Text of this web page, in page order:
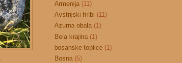
Armenija (11)
Avstrijski hribi (11)
Azurna obala (1)
Bela krajina (1)
bosanske toplice (1)
Bosna (5)